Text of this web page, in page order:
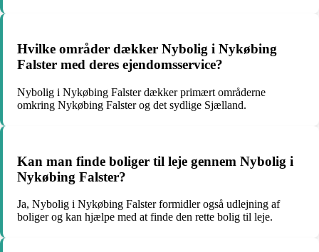
Hvilke områder dækker Nybolig i Nykøbing
Falster med deres ejendomsservice?
Nybolig i Nykøbing Falster dækker primært områderne
omkring Nykøbing Falster og det sydlige Sjælland.
Kan man finde boliger til leje gennem Nybolig i
Nykøbing Falster?
Ja, Nybolig i Nykøbing Falster formidler også udlejning af
boliger og kan hjælpe med at finde den rette bolig til leje.